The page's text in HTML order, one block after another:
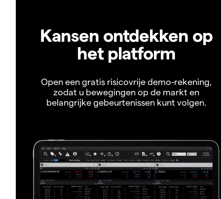
Kansen ontdekken op
het platform
Open een gratis risicovrije demo-rekening,
zodat u bewegingen op de markt en
belangrijke gebeurtenissen kunt volgen.